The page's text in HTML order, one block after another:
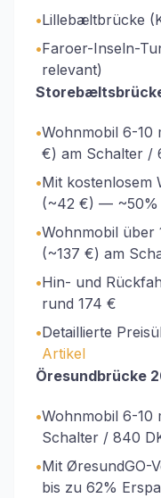
•Lillebæltbrücke
•Faroer-Inseln-
relevant)
•Wohnmobil 6-10
€) am Schalter /
•Mit kostenlosem
(~42 €) — ~50%
•Wohnmobil über
(~137 €) am
•Hin- und
rund 174 €
•Detaillierte
Artikel
Öresundbrücke
•Wohnmobil 6-10
Schalter / 840
•Mit ØresundGO-
bis zu 62%